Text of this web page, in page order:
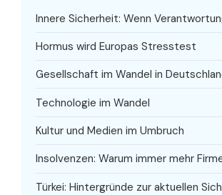
Innere Sicherheit: Wenn
Hormus wird Europas Stresstest
Gesellschaft im Wandel in
Technologie im Wandel
Kultur und Medien im Umbruch
Insolvenzen: Warum immer mehr
Türkei: Hintergründe zur aktuellen